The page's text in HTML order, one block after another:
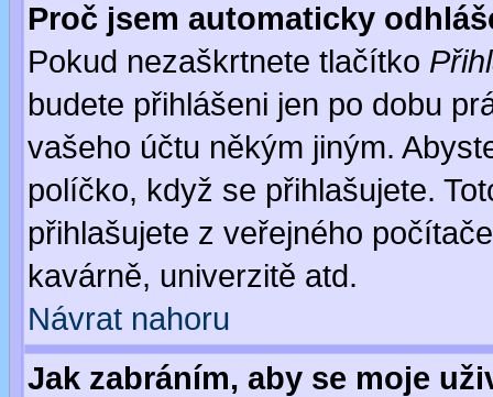
Proč jsem automaticky
Pokud nezaškrtnete tlačítko
budete přihlášeni jen po dobu
vašeho účtu někým jiným.
políčko, když se přihlašujete.
přihlašujete z veřejného
kavárně, univerzitě atd.
Návrat nahoru
Jak zabráním, aby se moje